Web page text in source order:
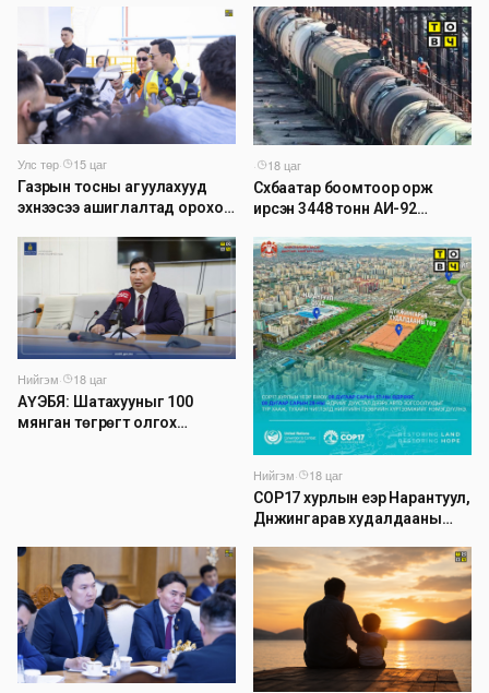
Улс төр·
15 цаг
Газрын тосны агуулахууд
эхнээсээ ашиглалтад ороход
·
18 цаг
Сүхбаатар боомтоор орж
ирсэн 3448 тонн АИ-92
буулгах ажлыг зохион
байгуулж байна
Нийгэм·
18 цаг
АҮЭБЯ: Шатахууныг 100
мянган төгрөгт олгох
Нийгэм·
18 цаг
COP17 хурлын үеэр Нарантуул,
Дүнжингарав худалдааны
хаана